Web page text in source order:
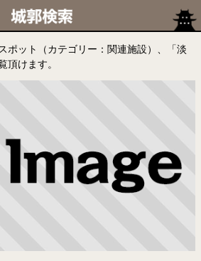
ポット（カテゴリー：関連施設）、「淡
頂けます。